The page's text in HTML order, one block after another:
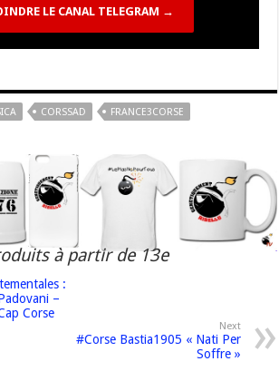
LE CANAL TELEGRAM →
CORSSAD FRANCE3CORSE
à partir de 13e
:
–
Corse
Next
#Corse Bastia1905 « Nati Per
Soffre »